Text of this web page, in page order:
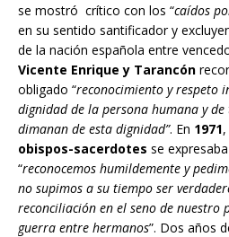
se mostró crítico con los “caídos
en su sentido santificador y
de la nación española entre
Vicente Enrique y Tarancón
obligado “reconocimiento y respeto
dignidad de la persona humana y de
dimanan de esta dignidad”. En 1971
obispos-sacerdotes se
“reconocemos humildemente y
no supimos a su tiempo ser
reconciliación en el seno de nuestro
guerra entre hermanos”. Dos años